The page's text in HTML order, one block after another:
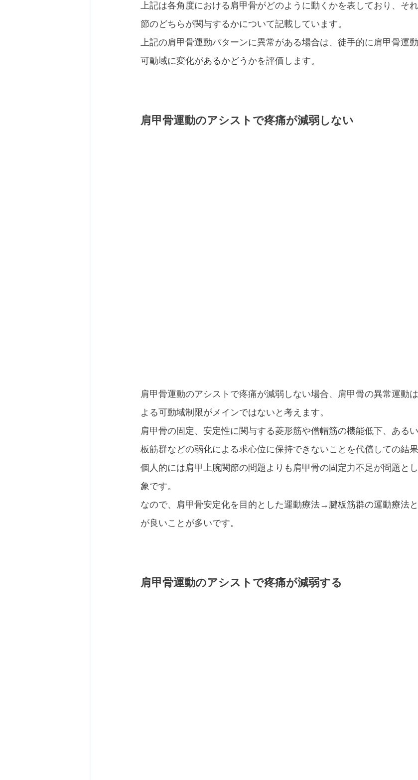
上記は各角度における肩甲骨がどのように動くかを表しており、そ
節のどちらが関与するかについて記載しています。
上記の肩甲骨運動パターンに異常がある場合は、徒手的に肩甲骨運
可動域に変化があるかどうかを評価します。
肩甲骨運動のアシストで疼痛が減弱しない
肩甲骨運動のアシストで疼痛が減弱しない場合、肩甲骨の異常運動
よる可動域制限がメインではないと考えます。
肩甲骨の固定、安定性に関与する菱形筋や僧帽筋の機能低下、ある
板筋群などの弱化による求心位に保持できないことを代償しての結
個人的には肩甲上腕関節の問題よりも肩甲骨の固定力不足が問題と
象です。
なので、肩甲骨安定化を目的とした運動療法→腱板筋群の運動療法
が良いことが多いです。
肩甲骨運動のアシストで疼痛が減弱する